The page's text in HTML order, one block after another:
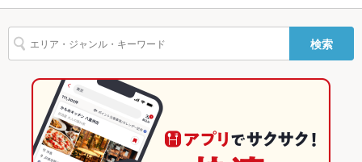
駐車場 あり
英語メニュ
あり
その他設備 －
飲み放題 あり
新屋駅 × 焼肉・ホルモン
新屋駅 × 焼肉
秋田
秋田 × 焼肉・ホルモン
秋田 × 焼肉
チーズフォンデュ たこ焼き 油そば
秋田のグルメランキング
秋田の焼肉・ホルモンランキング
秋田市のグルメランキング
秋田市の焼肉・ホルモンランキング
検索